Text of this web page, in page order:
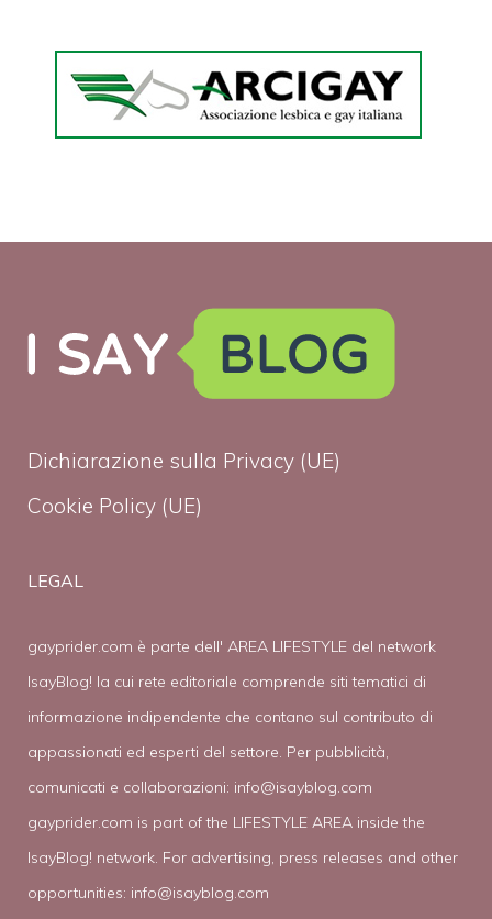
Dichiarazione sulla Privacy (UE)
Cookie Policy (UE)
LEGAL
gayprider.com è parte dell' AREA LIFESTYLE del network
IsayBlog! la cui rete editoriale comprende siti tematici di
informazione indipendente che contano sul contributo di
appassionati ed esperti del settore. Per pubblicità,
comunicati e collaborazioni: info@isayblog.com
gayprider.com is part of the LIFESTYLE AREA inside the
IsayBlog! network. For advertising, press releases and other
opportunities: info@isayblog.com